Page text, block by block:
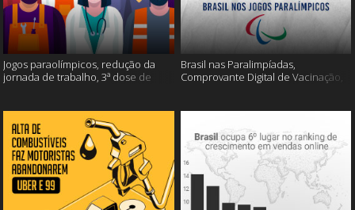
Jogos paraolímpicos, redução da
jornada de trabalho, 3ª dose de
Brasil nas Paralimpíadas,
Comprovante Digital de Vacinação,